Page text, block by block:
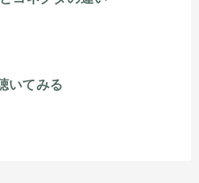
いてみる